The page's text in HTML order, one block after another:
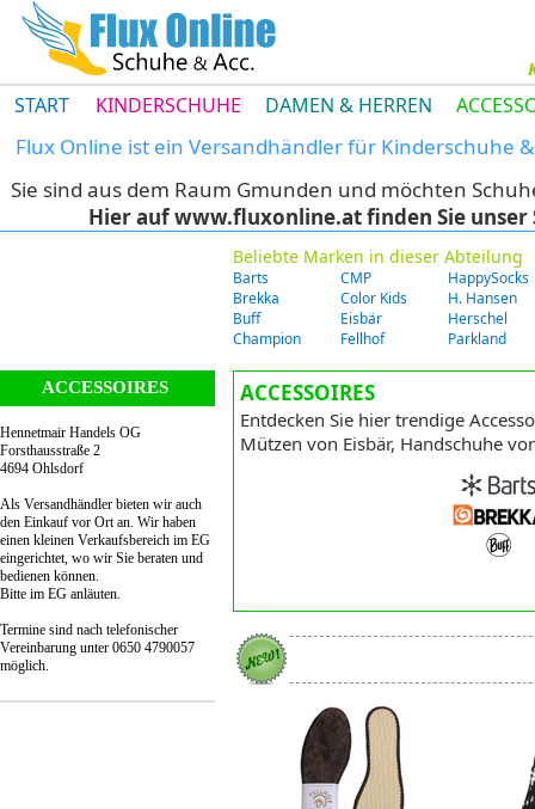
START KINDERSCHUHE DAMEN & HERREN
Flux Online ist ein Versandhändler für Kinderschuhe
Sie sind aus dem Raum Gmunden und möchten
Hier auf www.fluxonline.at finden Sie
Beliebte Marken in dieser Abteilung
Barts
Brekka
Buff
Champion
CMP
Color Kids
Eisbär
Fellhof
HappySocks
H. Hansen
Herschel
Parkland
ACCESSOIRES
Hennetmair Handels OG
Forsthausstraße 2
4694 Ohlsdorf
Als Versandhändler bieten wir auch
den Einkauf vor Ort an. Wir haben
einen kleinen Verkaufsbereich im EG
eingerichtet, wo wir Sie beraten und
bedienen können.
Bitte im EG anläuten.
Termine sind nach telefonischer
Vereinbarung unter 0650 4790057
möglich.
ACCESSOIRES
Entdecken Sie hier trendige
Mützen von Eisbär, Handschuhe